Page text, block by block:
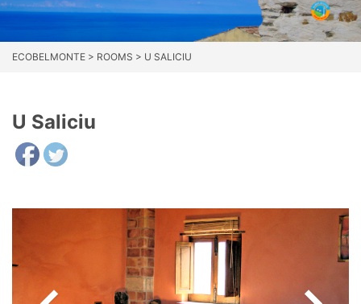
ECOBELMONTE > ROOMS > U SALICIU
U Saliciu